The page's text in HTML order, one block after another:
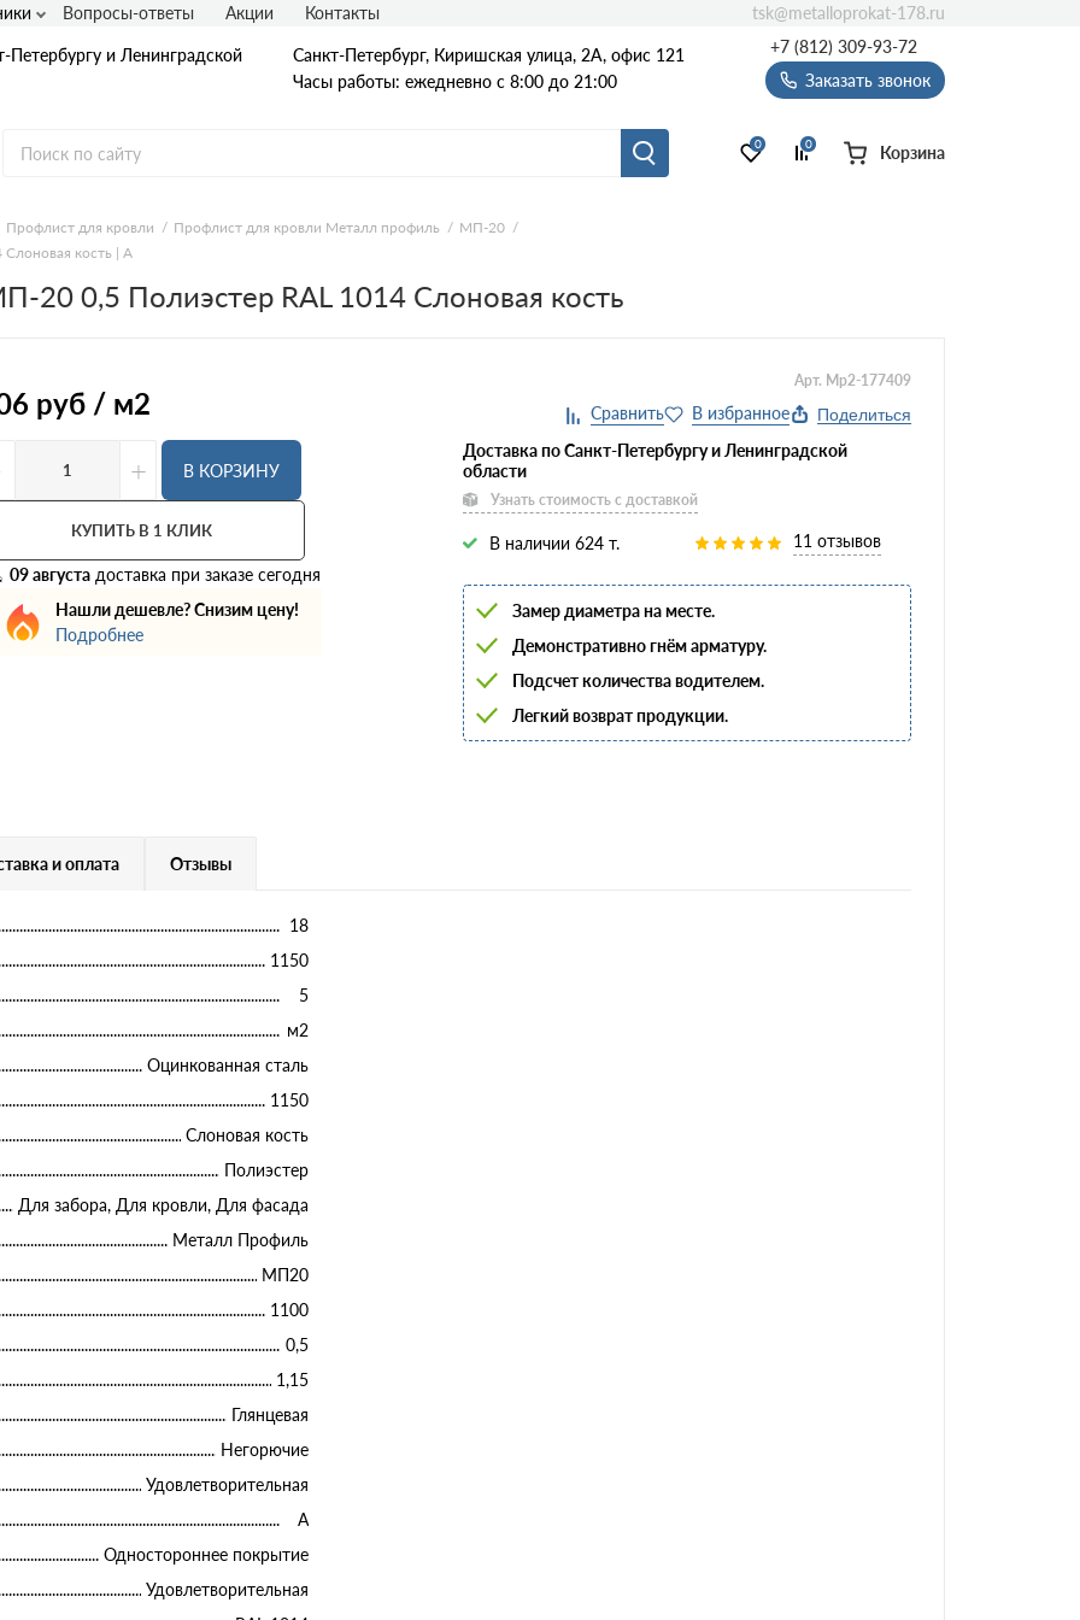
Петербургу и Ленинградской
Санкт-Петербург, Киришская улица, 2А, офис 121
Часы работы: ежедневно с 8:00 до 21:00
+7 (812) 309-93-72
Заказать звонок
А240
25Г2С
35ГС
В500С
Для фундамента
Композитная арматура
Диаметр
8
12
14
0 0 Корзина
Вопросы-ответы Акции Контакты tsk@metalloprokat-178.ru
Профлист для кровли Профлист для кровли Металл профиль
МП-20
кость | A
0,5 Полиэстер RAL 1014 Слоновая кость
руб / м2
Арт. Mp2-177409
Поделиться
+ В КОРЗИНУ
КУПИТЬ В 1 КЛИК
09 августа доставка при заказе сегодня
Нашли дешевле? Снизим цену!
Подробнее
Доставка по Санкт-Петербургу и Ленинградской
области
Узнать стоимость с доставкой
В наличии 624 т. 11 отзывов
Замер диаметра на месте.
Демонстративно гнём арматуру.
Подсчет количества водителем.
Легкий возврат продукции.
и оплата Отзывы
18
1150
5
м2
Оцинкованная сталь
1150
Слоновая кость
Полиэстер
Для забора, Для кровли, Для фасада
Металл Профиль
МП20
1100
0,5
1,15
Глянцевая
Негорючие
Удовлетворительная
A
Одностороннее покрытие
Удовлетворительная